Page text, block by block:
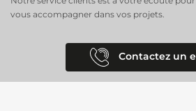
vous accompagner dans vos projets.
Contactez un